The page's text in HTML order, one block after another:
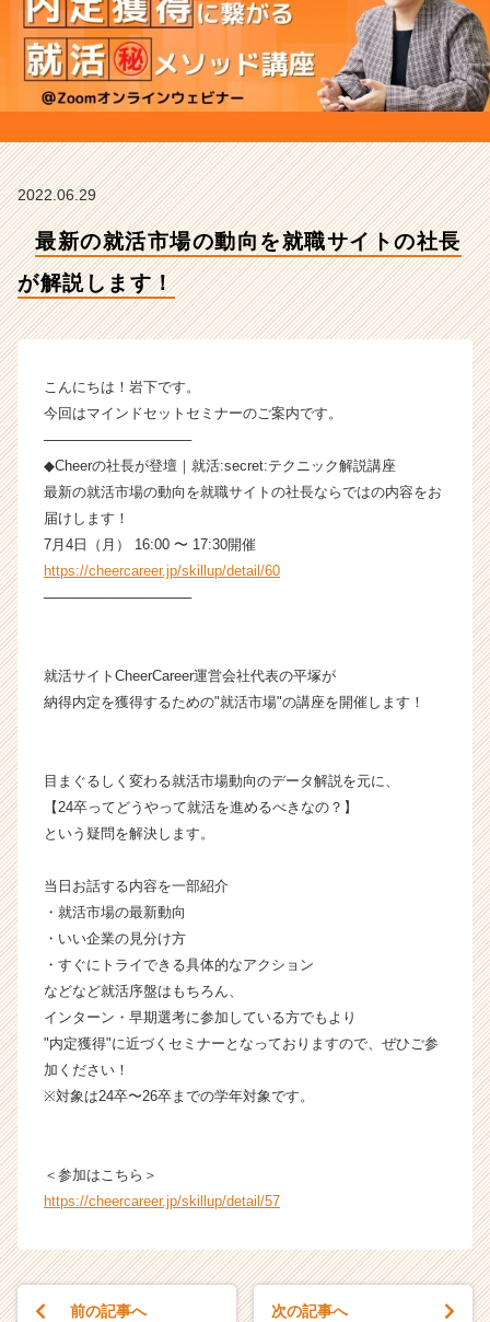
【株
式
会
社
C
e
タ
イ
|
ン
チ
ャ
ー・
長
企
カ
ウ
く
就
活
イ
ト
チ
キ
ャ
リ
ア
h
a
e
2022.06.29
最新の就活市場の動向を就職サイトの社長
が解説します！
こんにちは！岩下です。
今回はマインドセットセミナーのご案内です。
───────────────
◆Cheerの社長が登壇｜就活:secret:テクニック解説講座
最新の就活市場の動向を就職サイトの社長ならではの内容をお
届けします！
7月4日（月） 16:00 〜 17:30開催
https://cheercareer.jp/skillup/detail/60
───────────────
就活サイトCheerCareer運営会社代表の平塚が
納得内定を獲得するための"就活市場"の講座を開催します！
目まぐるしく変わる就活市場動向のデータ解説を元に、
【24卒ってどうやって就活を進めるべきなの？】
という疑問を解決します。
当日お話する内容を一部紹介
・就活市場の最新動向
・いい企業の見分け方
・すぐにトライできる具体的なアクション
などなど就活序盤はもちろん、
インターン・早期選考に参加している方でもより
"内定獲得"に近づくセミナーとなっておりますので、ぜひご参
加ください！
※対象は24卒〜26卒までの学年対象です。
＜参加はこちら＞
https://cheercareer.jp/skillup/detail/57
前の記事へ 次の記事へ